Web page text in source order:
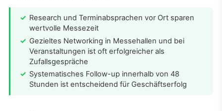
Research und Terminabsprachen vor Ort sparen
wertvolle Messezeit
Gezieltes Networking in Messehallen und bei
Veranstaltungen ist oft erfolgreicher als
Zufallsgespräche
Systematisches Follow-up innerhalb von 48
Stunden ist entscheidend für Geschäftserfolg